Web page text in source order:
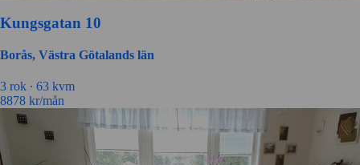
Kungsgatan 10
Borås, Västra Götalands län
3 rok ∙ 63 kvm
8878 kr/mån